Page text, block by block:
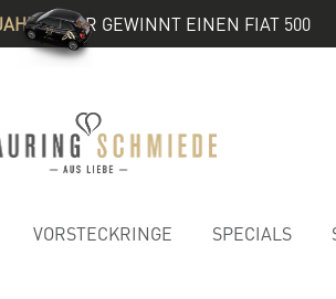
& IHR GEWINNT EINEN FIAT 500
VORSTECKRINGE SPECIALS